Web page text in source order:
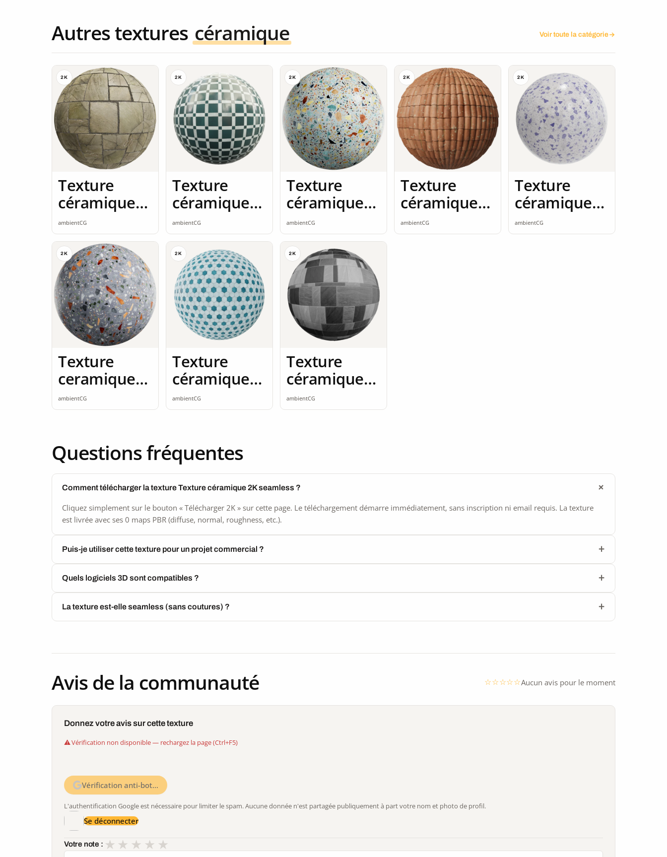
Autres textures céramique Voir toute la catégorie
2K
Texture
céramique
2K seamless
ambientCG
2K
Texture
céramique
2K seamless
ambientCG
2K
Texture
céramique
2K seamless
ambientCG
2K
Texture
céramique
2K seamless
ambientCG
2K
Texture
céramique
2K seamless
ambientCG
2K
Texture
ceramique
2K seamless
ambientCG
2K
Texture
céramique
2K seamless
ambientCG
2K
Texture
céramique
2K seamless
ambientCG
Questions fréquentes
Comment télécharger la texture Texture céramique 2K seamless ?
Cliquez simplement sur le bouton « Télécharger 2K » sur cette page. Le téléchargement démarre immédiatement, sans inscription ni email requis. La texture
est livrée avec ses 0 maps PBR (diffuse, normal, roughness, etc.).
Puis-je utiliser cette texture pour un projet commercial ?
Quels logiciels 3D sont compatibles ?
La texture est-elle seamless (sans coutures) ?
Avis de la communauté Aucun avis pour le moment
Donnez votre avis sur cette texture
Vérification non disponible — rechargez la page (Ctrl+F5)
Vérification anti-bot…
L'authentification Google est nécessaire pour limiter le spam. Aucune donnée n'est partagée publiquement à part votre nom et photo de profil.
Se déconnecter
Votre note : ★
★
★
★
★